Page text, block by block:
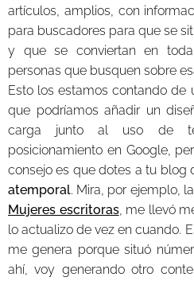
artículos, amplios, con
para buscadores para que se
y que se conviertan en
personas que busquen sobre
Esto los estamos contando
que podríamos añadir un
carga junto al uso de
posicionamiento en Google,
consejo es que dotes a tu blog
atemporal. Mira, por ejemplo,
Mujeres escritoras, me llevó
lo actualizo de vez en cuando.
me genera porque situó
ahí, voy generando otro